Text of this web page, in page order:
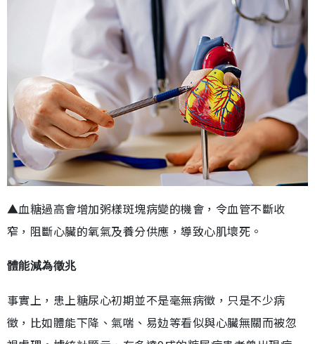
▲血糖過高會增加粥樣斑塊病變的機會，令血管不斷收
窄，阻斷心臟的氧氣及養分供應，導致心肌壞死。
體能減為徵兆
事實上，患上糖尿心初期並不是毫無病徵，只是不少病
徵，比如體能下降、氣喘、易攰等看似與心臟無關而被忽